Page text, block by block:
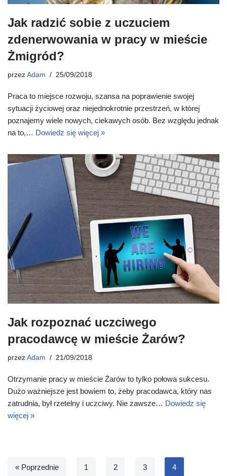
Jak radzić sobie z uczuciem
zdenerwowania w pracy w mieście
Żmigród?
przez Adam 25/09/2018
Praca to miejsce rozwoju, szansa na poprawienie swojej
sytuacji życiowej oraz niejednokrotnie przestrzeń, w której
poznajemy wiele nowych, ciekawych osób. Bez względu jednak
na to,… Dowiedz się więcej »
Jak rozpoznać uczciwego
pracodawcę w mieście Żarów?
przez Adam 21/09/2018
Otrzymanie pracy w mieście Żarów to tylko połowa sukcesu.
Dużo ważniejsze jest bowiem to, żeby pracodawca, który nas
zatrudnia, był rzetelny i uczciwy. Nie zawsze… Dowiedz się
więcej »
« Poprzednie 1 2 3 4